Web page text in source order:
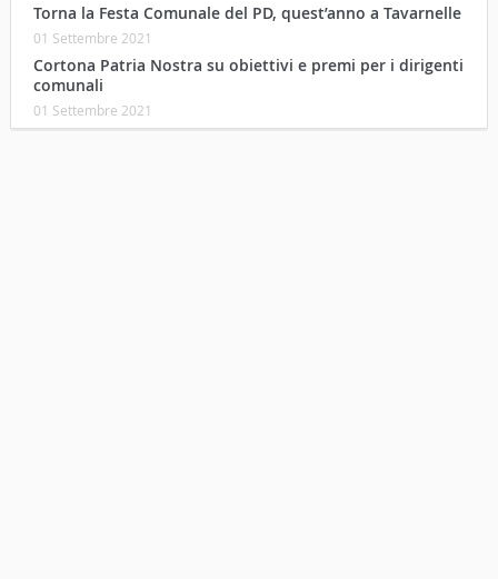
Torna la Festa Comunale del PD, quest’anno a Tavarnelle
01 Settembre 2021
Cortona Patria Nostra su obiettivi e premi per i dirigenti
comunali
01 Settembre 2021